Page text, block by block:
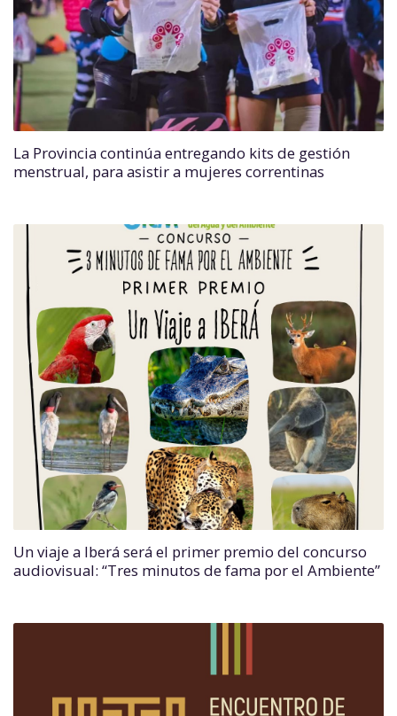
La Provincia continúa entregando kits de gestión
menstrual, para asistir a mujeres correntinas
Un viaje a Iberá será el primer premio del concurso
audiovisual: “Tres minutos de fama por el Ambiente”